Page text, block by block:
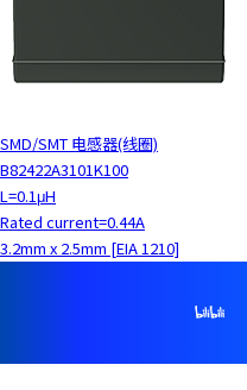
SMD/SMT 电感器(线圈)
B82422A3101K100
L=0.1μH
Rated current=0.44A
3.2mm x 2.5mm [EIA 1210]